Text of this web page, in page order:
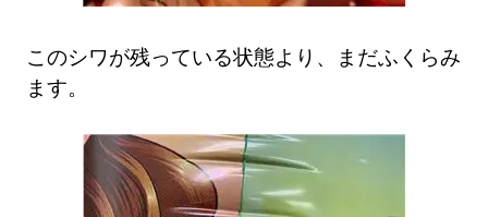
このシワが残っている状態より、まだふくらみ
ます。